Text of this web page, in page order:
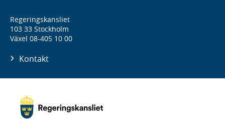
Regeringskansliet
103 33 Stockholm
Växel 08-405 10 00
Kontakt